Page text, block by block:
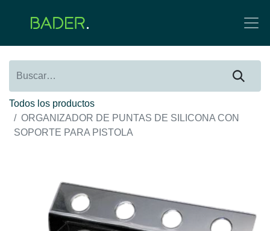
Todos los productos
ORGANIZADOR DE PUNTAS DE SILICONA CON
SOPORTE PARA PISTOLA